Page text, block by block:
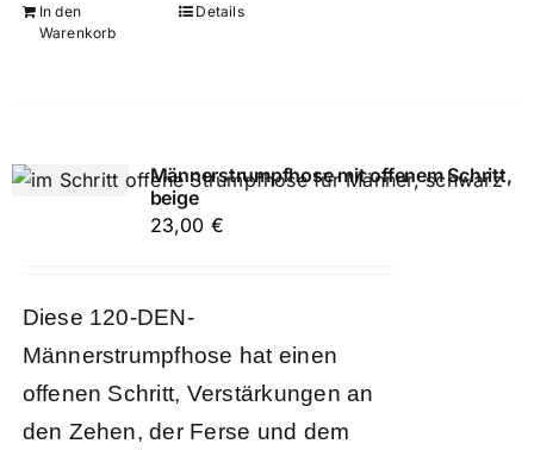
In den
Warenkorb
Details
Männerstrumpfhose mit offenem Schritt,
beige
23,00 €
Diese 120-DEN-
Männerstrumpfhose hat einen
offenen Schritt, Verstärkungen an
den Zehen, der Ferse und dem